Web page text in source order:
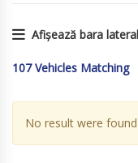
Afișează bara
107 Vehicles Matching
No result were